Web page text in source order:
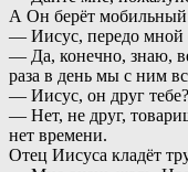
А Он берёт мобильный
— Иисус, передо мной
— Да, конечно, знаю,
раза в день мы с ним
— Иисус, он друг тебе?
— Нет, не друг,
нет времени.
Отец Иисуса кладёт